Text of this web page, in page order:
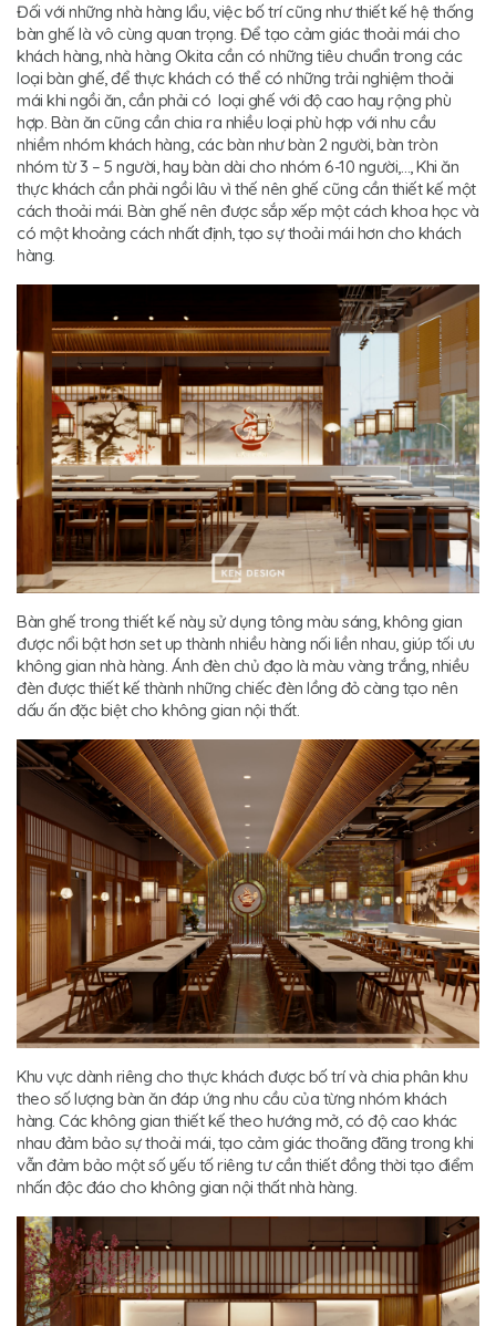
Đối với những nhà hàng lẩu, việc bố trí cũng như thiết kế hệ thống
bàn ghế là vô cùng quan trọng. Để tạo cảm giác thoải mái cho
khách hàng, nhà hàng Okita cần có những tiêu chuẩn trong các
loại bàn ghế, để thực khách có thể có những trải nghiệm thoải
mái khi ngồi ăn, cần phải có loại ghế với độ cao hay rộng phù
hợp. Bàn ăn cũng cần chia ra nhiều loại phù hợp với nhu cầu
nhiềm nhóm khách hàng, các bàn như bàn 2 người, bàn tròn
nhóm từ 3 – 5 người, hay bàn dài cho nhóm 6-10 người,…, Khi ăn
thực khách cần phải ngồi lâu vì thế nên ghế cũng cần thiết kế một
cách thoải mái. Bàn ghế nên được sắp xếp một cách khoa học và
có một khoảng cách nhất định, tạo sự thoải mái hơn cho khách
hàng.
Bàn ghế trong thiết kế này sử dụng tông màu sáng, không gian
được nổi bật hơn set up thành nhiều hàng nối liền nhau, giúp tối ưu
không gian nhà hàng. Ánh đèn chủ đạo là màu vàng trắng, nhiều
đèn được thiết kế thành những chiếc đèn lồng đỏ càng tạo nên
dấu ấn đặc biệt cho không gian nội thất.
Khu vực dành riêng cho thực khách được bố trí và chia phân khu
theo số lượng bàn ăn đáp ứng nhu cầu của từng nhóm khách
hàng. Các không gian thiết kế theo hướng mở, có độ cao khác
nhau đảm bảo sự thoải mái, tạo cảm giác thoãng đãng trong khi
vẫn đảm bảo một số yếu tố riêng tư cần thiết đồng thời tạo điểm
nhấn độc đáo cho không gian nội thất nhà hàng.